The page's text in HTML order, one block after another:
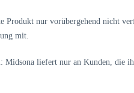
Produkt nur vorübergehend nicht
mit.
Midsona liefert nur an Kunden, die